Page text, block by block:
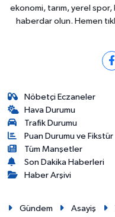
ekonomi, tarım, yerel
haberdar olun. Hemen
Nöbetçi Eczaneler
Hava Durumu
Trafik Durumu
Puan Durumu ve Fikstür
Tüm Manşetler
Son Dakika Haberleri
Haber Arşivi
Gündem Asayiş